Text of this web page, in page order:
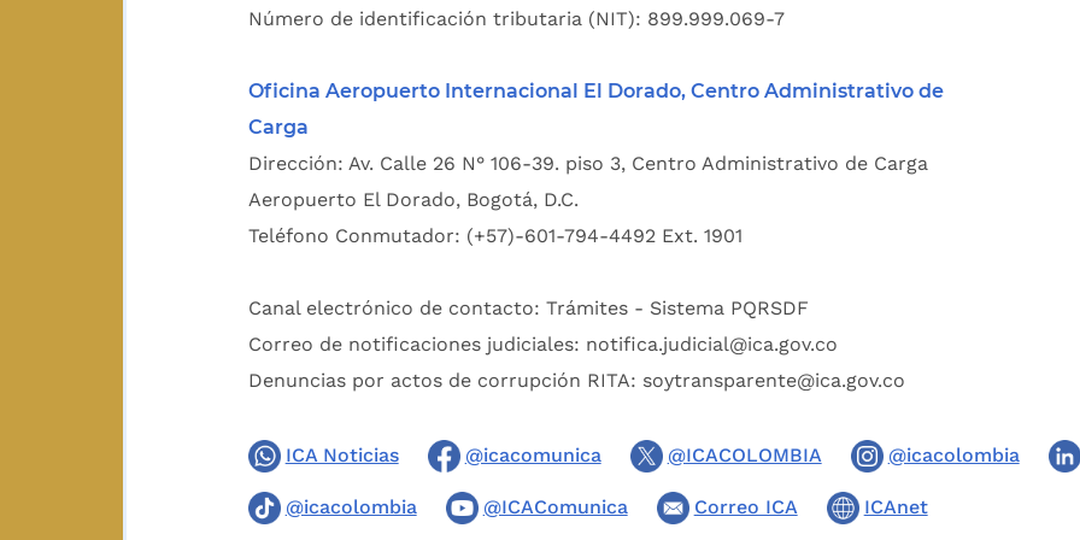
Número de identificación tributaria (NIT): 899.999.069-7
Oficina Aeropuerto Internacional El Dorado, Centro Administrativo de
Carga
Dirección: Av. Calle 26 N° 106-39. piso 3, Centro Administrativo de Carga
Aeropuerto El Dorado, Bogotá, D.C.
Teléfono Conmutador: (+57)-601-794-4492 Ext. 1901
Canal electrónico de contacto: Trámites - Sistema PQRSDF
Correo de notificaciones judiciales: notifica.judicial@ica.gov.co
Denuncias por actos de corrupción RITA: soytransparente@ica.gov.co
ICA Noticias @icacomunica @ICACOLOMBIA @icacolombia
@icacolombia @ICAComunica Correo ICA ICAnet